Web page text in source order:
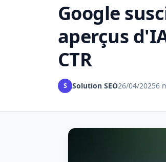
Google
aperçus
CTR
S Solution SEO26/04/20256